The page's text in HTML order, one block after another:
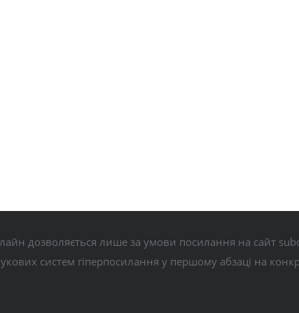
дозволяється лише за умови посилання на сайт
систем гіперпосилання у першому абзаці на